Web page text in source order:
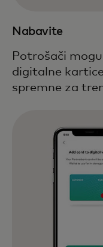
Nabavite
Potrošači
digitalne
spremne za